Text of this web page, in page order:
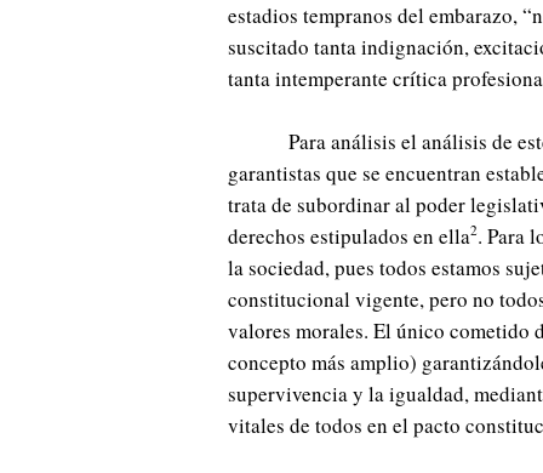
estadios tempranos del embarazo,
suscitado tanta indignación,
tanta intemperante crítica
Para análisis el análisis de
garantistas que se encuentran
trata de subordinar al poder
derechos estipulados en ella2. Para
la sociedad, pues todos estamos
constitucional vigente, pero no
valores morales. El único cometido
concepto más amplio)
supervivencia y la igualdad,
vitales de todos en el pacto